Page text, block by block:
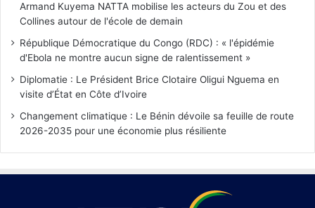
Armand Kuyema NATTA mobilise les acteurs du Zou et des
Collines autour de l'école de demain
République Démocratique du Congo (RDC) : « l'épidémie
d'Ebola ne montre aucun signe de ralentissement »
Diplomatie : Le Président Brice Clotaire Oligui Nguema en
visite d’État en Côte d’Ivoire
Changement climatique : Le Bénin dévoile sa feuille de route
2026-2035 pour une économie plus résiliente